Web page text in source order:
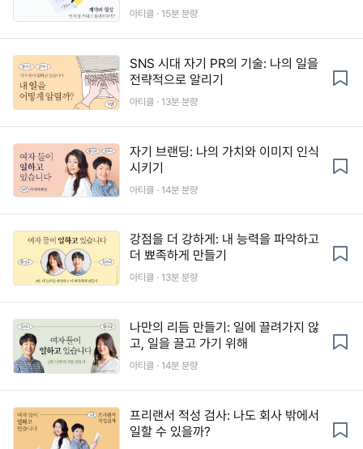
아티클 · 15분 분량
SNS 시대 자기 PR의 기술: 나의 일을
전략적으로 알리기
아티클 · 13분 분량
자기 브랜딩: 나의 가치와 이미지 인식
시키기
아티클 · 14분 분량
강점을 더 강하게: 내 능력을 파악하고
더 뾰족하게 만들기
아티클 · 13분 분량
나만의 리듬 만들기: 일에 끌려가지 않
고, 일을 끌고 가기 위해
아티클 · 14분 분량
프리랜서 적성 검사: 나도 회사 밖에서
일할 수 있을까?